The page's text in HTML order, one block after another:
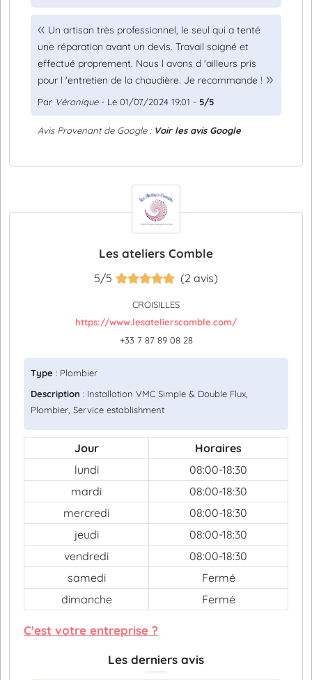
Un artisan très professionnel, le seul qui a tenté
une réparation avant un devis. Travail soigné et
effectué proprement. Nous l avons d 'ailleurs pris
pour l 'entretien de la chaudière. Je recommande !
Par Véronique- Le 01/07/2024 19:01 - 5/5
Avis Provenant de Google : Voir les avis Google
Les ateliers Comble
5/5 (2 avis)
CROISILLES
https://www.lesatelierscomble.com/
+33 7 87 89 08 28
Type : Plombier
Description : Installation VMC Simple & Double Flux,
Plombier, Service establishment
Jour
Horaires
lundi
08:00-18:30
mardi
08:00-18:30
mercredi
08:00-18:30
jeudi
08:00-18:30
vendredi
08:00-18:30
samedi
Fermé
dimanche
Fermé
C'est votre entreprise ?
Les derniers avis